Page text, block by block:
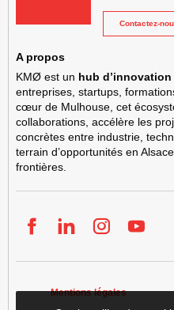
Contactez-
A propos
KMØ est un hub
entreprises, startups,
cœur de Mulhouse, cet
collaborations, accélère les
concrètes entre industrie,
terrain d’opportunités en
frontières.
Mentions légales